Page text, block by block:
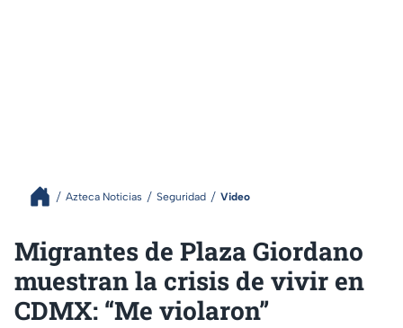
Azteca Noticias Seguridad Video
Migrantes de Plaza Giordano
muestran la crisis de vivir en
CDMX: “Me violaron”